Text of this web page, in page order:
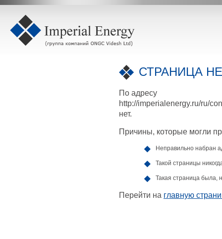
СТРАНИЦА
По адресу
http://imperialenergy.ru/ru/
нет.
Причины, которые могли
Неправильно набран
Такой страницы
Такая страница была,
Перейти на главную